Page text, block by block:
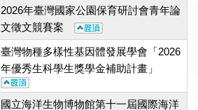
2026年臺灣國家公園保育研討會青年論
文徵文競賽案
臺灣物種多樣性基因體發展學會「2026
年優秀生科學生獎學金補助計畫」
國立海洋生物博物館第十一屆國際海洋